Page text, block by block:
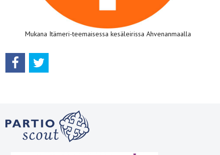
Mukana Itämeri-teemaisessa kesäleirissa Ahvenanmaalla